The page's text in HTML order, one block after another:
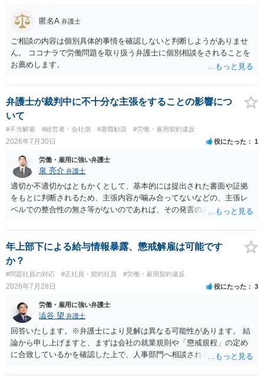
費・未回収費用のみ」に限定する、などが典型です。 ・弁護士に契約
前に契約書の内容をレビューしてもらう価値は十分にあると思われま
す。 争点は、契約類型が雇用か業務委託か、実態として労働者性があ
るか、解除事由が双方にどう定められているか、違約金の算定根拠が
合理的か、という複数論点に分かれます。契約前なら、交渉のパワー
コストを抑えやすいので、資料等を持参の上弁護士に確認されること
をお勧めします。 ・事務所側の解除でも、解除理由によってはタレン
ト側に損害賠償が発生する建付けになっていることはあります。ただ
し、事務所側が一方的に解除したのにタレントへ違約金を課す設計
は、合理性や対価性を欠くとして争いやすいです。逆に、タレント側
の重大な契約違反がある場合は、実損害の範囲で請求される可能性は
あります。
匿名A 弁護士
ご相談の内容は個別具体的事情を確認しないと判断しようがありませ
ん。 ココナラで労働問題を取り扱う弁護士に個別相談をされることを
お薦めします。
弁護士が裁判中に不十分な主張をすることの影響につ
いて
#不当解雇 #経営者・会社側 #退職勧奨 #労働・雇用契約違反
2026年7月30日 役にたった 1
労働・雇用に強い弁護士
泉 亮介 弁護士
適切か不適切かはともかくとして、基本的には提出された書面や証拠
をもとに判断されるため、主張内容が噛み合ってないなどの、主張レ
ベルでの整合性の無さ等がないのであれば、その発言のみで大きく不
年上部下による給与情報暴露、懲戒解雇は可能です
か？
#問題社員の対応 #正社員・契約社員 #労働・雇用契約違反
2026年7月28日 役にたった 3
労働・雇用に強い弁護士
澁谷 望 弁護士
回答いたします。※弁護士により見解は異なる可能性があります。 結
論から申し上げますと、まずは会社の就業規則や「懲戒規程」の定め
に合致しているかを確認した上で、人事部門へ相談されることが最優
ものの、重い懲戒処分の対象には十分なり得ます。 名誉や評価の回復